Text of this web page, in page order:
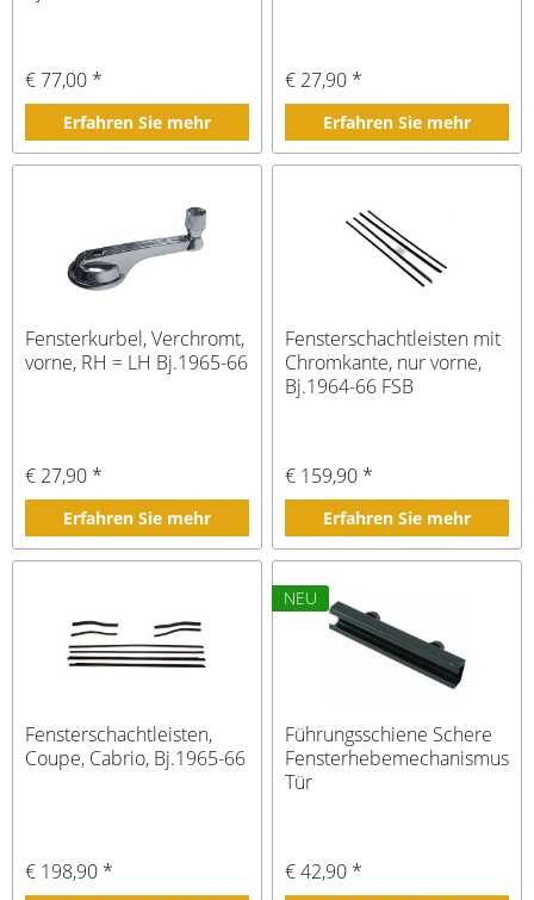
€ 77,00 *
Erfahren Sie mehr
€ 27,90 *
Erfahren Sie mehr
Fensterkurbel, Verchromt,
vorne, RH = LH Bj.1965-66
€ 27,90 *
Erfahren Sie mehr
Fensterschachtleisten mit
Chromkante, nur vorne,
Bj.1964-66 FSB
€ 159,90 *
Erfahren Sie mehr
Fensterschachtleisten,
Coupe, Cabrio, Bj.1965-66
€ 198,90 *
NEU
Führungsschiene Schere
Fensterhebemechanismus
Tür
€ 42,90 *